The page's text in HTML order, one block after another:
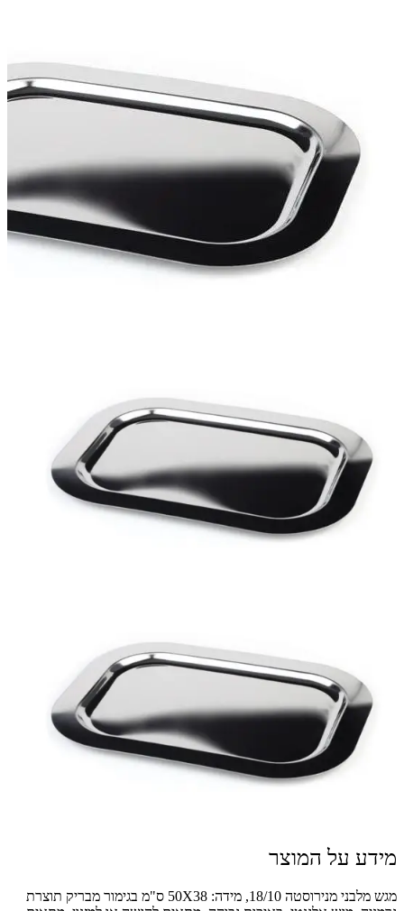
מידע על המוצר
מגש מלבני מנירוסטה 18/10, מידה: 50X38 ס"מ בגימור מבריק תוצרת